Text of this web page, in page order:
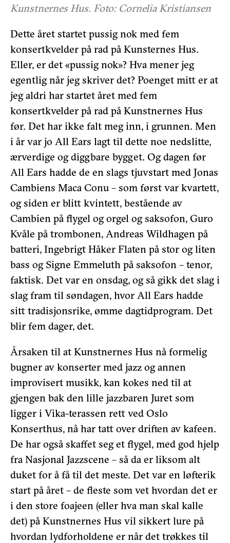
Kunstnernes Hus. Foto: Cornelia Kristiansen
Dette året startet pussig nok med fem
konsertkvelder på rad på Kunsternes Hus.
Eller, er det «pussig nok»? Hva mener jeg
egentlig når jeg skriver det? Poenget mitt er at
jeg aldri har startet året med fem
konsertkvelder på rad på Kunstnernes Hus
før. Det har ikke falt meg inn, i grunnen. Men
i år var jo All Ears lagt til dette noe nedslitte,
ærverdige og diggbare bygget. Og dagen før
All Ears hadde de en slags tjuvstart med Jonas
Cambiens Maca Conu – som først var kvartett,
og siden er blitt kvintett, bestående av
Cambien på flygel og orgel og saksofon, Guro
Kvåle på trombonen, Andreas Wildhagen på
batteri, Ingebrigt Håker Flaten på stor og liten
bass og Signe Emmeluth på saksofon – tenor,
faktisk. Det var en onsdag, og så gikk det slag i
slag fram til søndagen, hvor All Ears hadde
sitt tradisjonsrike, ømme dagtidprogram. Det
blir fem dager, det.
Årsaken til at Kunstnernes Hus nå formelig
bugner av konserter med jazz og annen
improvisert musikk, kan kokes ned til at
gjengen bak den lille jazzbaren Juret som
ligger i Vika-terassen rett ved Oslo
Konserthus, nå har tatt over driften av kafeen.
De har også skaffet seg et flygel, med god hjelp
fra Nasjonal Jazzscene – så da er liksom alt
duket for å få til det meste. Det var en løfterik
start på året – de fleste som vet hvordan det er
i den store foajeen (eller hva man skal kalle
det) på Kunstnernes Hus vil sikkert lure på
hvordan lydforholdene er når det trøkkes til